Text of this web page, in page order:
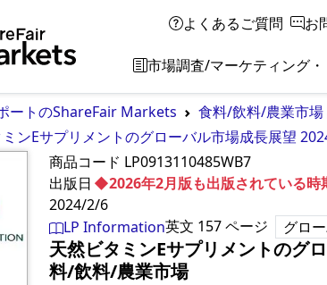
よくあるご質問 お
市場調査/マーケティング
ートのShareFair Markets 食料/飲料/農業市場
ンEサプリメントのグローバル市場成長展望
商品コード LP0913110485WB7
◆2026年2月版も出版されている時
出版日
2024/2/6
LP Information英文 157ページ グロ
天然ビタミンEサプリメントのグ
料/飲料/農業市場